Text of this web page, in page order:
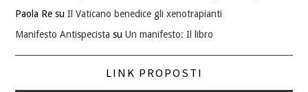
Paola Re suIl Vaticano benedice gli xenotrapianti
Manifesto Antispecista suUn manifesto: Il libro
LINK PROPOSTI